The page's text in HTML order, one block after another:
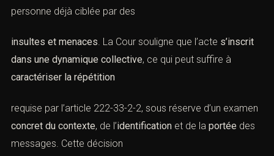
personne déjà ciblée par des
insultes et menaces. La Cour souligne que l’acte s’inscrit
dans une dynamique collective, ce qui peut suffire à
caractériser la répétition
requise par l’article 222-33-2-2, sous réserve d’un examen
concret du contexte, de l’identification et de la portée des
messages. Cette décision